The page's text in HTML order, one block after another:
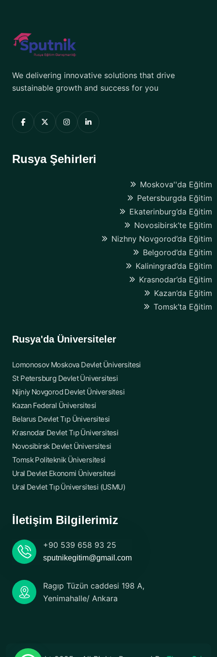
We delivering innovative solutions that drive
sustainable growth and success for you
Rusya Şehirleri
Moskova''da Eğitim
Petersburgda Eğitim
Ekaterinburg’da Eğitim
Novosibirsk’te Eğitim
Nizhny Novgorod’da Eğitim
Belgorod’da Eğitim
Kaliningrad’da Eğitim
Krasnodar’da Eğitim
Kazan’da Eğitim
Tomsk’ta Eğitim
Rusya'da Üniversiteler
Lomonosov Moskova Devlet Üniversitesi
St Petersburg Devlet Üniversitesi
Nijniy Novgorod Devlet Üniversitesi
Kazan Federal Üniversitesi
Belarus Devlet Tıp Üniversitesi
Krasnodar Devlet Tıp Üniversitesi
Novosibirsk Devlet Üniversitesi
Tomsk Politeknik Üniversitesi
Ural Devlet Ekonomi Üniversitesi
Ural Devlet Tıp Üniversitesi (USMU)
İletişim Bilgilerimiz
sputnikegitim@gmail.com
+90 539 658 93 25
Ragıp Tüzün caddesi 198 A,
Yenimahalle/ Ankara